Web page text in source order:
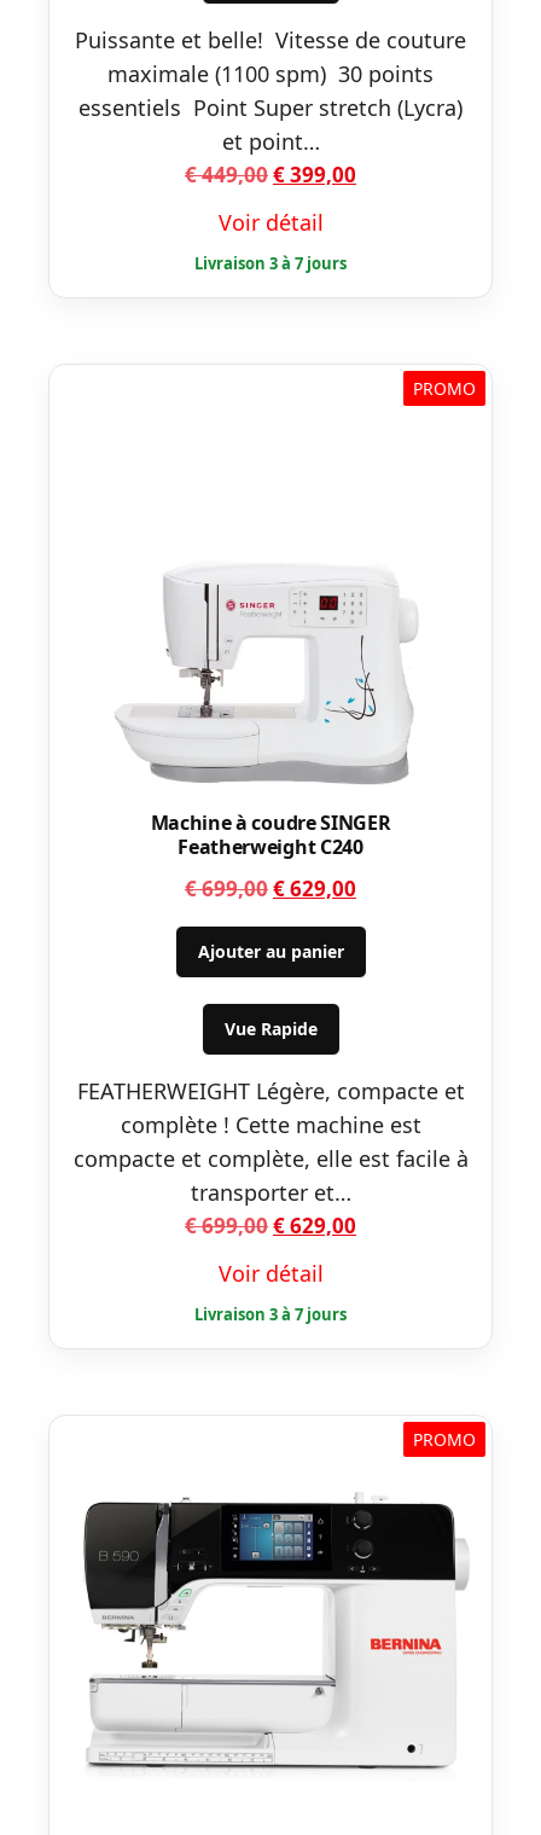
Puissante et belle! Vitesse de couture
maximale (1100 spm) 30 points
essentiels Point Super stretch (Lycra)
et point…
€449,00Le
initial
était :
€ 449,00.
€399,00
€ 399,00.
Voir détail
PROMO
Machine à coudre SINGER
Featherweight C240
€699,00Le
prix
initial
était :
€ 699,00.
€629,00
prix
est :
Ajouter au panier
Vue Rapide
FEATHERWEIGHT Légère, compacte et
complète ! Cette machine est
compacte et complète, elle est facile à
transporter et…
€699,00Le
initial
était :
€ 699,00.
€629,00
€ 629,00.
Voir détail
PROMO